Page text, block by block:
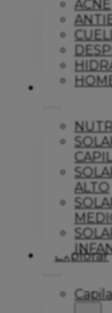
ACNE
Solar
ALTO
Explorar